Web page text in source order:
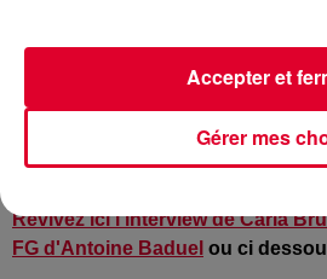
anglais…
La chanteuse franco-italienne
grands hits signés Depeche Mode,
Stone… Et le résultat sonne comme
Revivez ici l'interview de Carla
FG d'Antoine Baduel ou ci
Gérer mes
Accepter et